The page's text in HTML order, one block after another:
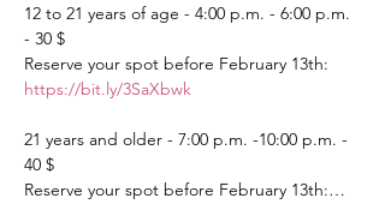
12 to 21 years of age - 4:00 p.m. - 6:00 p.m.
- 30 $
Reserve your spot before February 13th:
https://bit.ly/3SaXbwk
21 years and older - 7:00 p.m. -10:00 p.m. -
40 $
Reserve your spot before February 13th:…